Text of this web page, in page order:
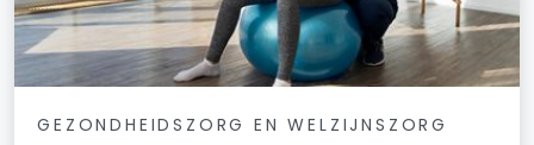
GEZONDHEIDSZORG EN WELZIJNSZORG